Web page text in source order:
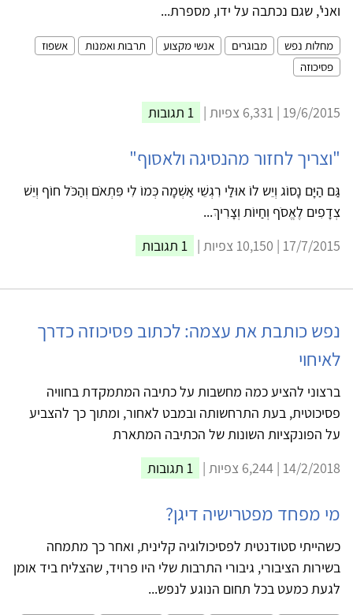
ואני', שגם נכתבה על ידו, מספרת...
מחלות נפש מבוגרים אנשי מקצוע תרבות ואמנות
אשפוז
פסיכוזה
19/6/2015 | 6,331 צפיות | 1 תגובות
"וצריך לחזור מהנסיגה ולאסוף"
גַּם הַיָּם נָסוֹג וְיֵש לוֹ אוּלַי רִגְשֵׁי אַשְׁמָה כְּמוֹ לִי פִּתְאֹם וְהַכֹּל חוֹף וְיֵשׁ
צְדָפִים לֶאֱסֹף וְחַיוֹת וְצָרִיךְ...
17/7/2015 | 10,150 צפיות |
1 תגובות
נפש כותבת את עצמה: לכתוב פסיכוזה כדרך
לאיחוי
ברצוני להציע כמה מחשבות על כתיבה המתמקדת בחוויה
פסיכוטית, בעת התרחשותה ובמבט לאחור, ומתוך כך להצביע
על הפונקציות השונות של הכתיבה המתארת
14/2/2018 | 6,244 צפיות |
1 תגובות
מי מפחד מפטרישיה דיגן?
כשהייתי סטודנטית לפסיכולוגיה קלינית, ואחר כך מתמחה
בשירות הציבורי, גיבורי התרבות שלי היו פרויד, שהצליח ביד אומן
לגעת כמעט בכל תחום הנוגע לנפש...